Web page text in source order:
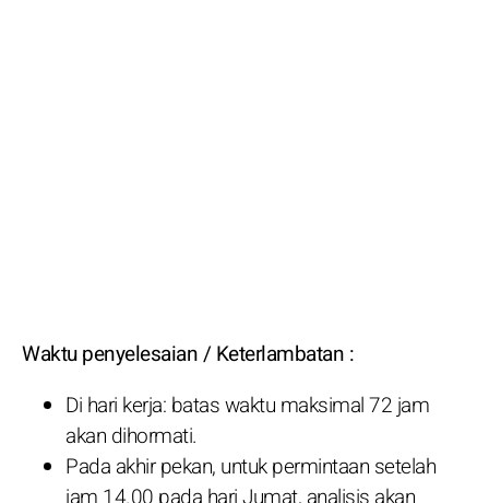
Waktu penyelesaian / Keterlambatan :
Di hari kerja: batas waktu maksimal 72 jam
akan dihormati.
Pada akhir pekan, untuk permintaan setelah